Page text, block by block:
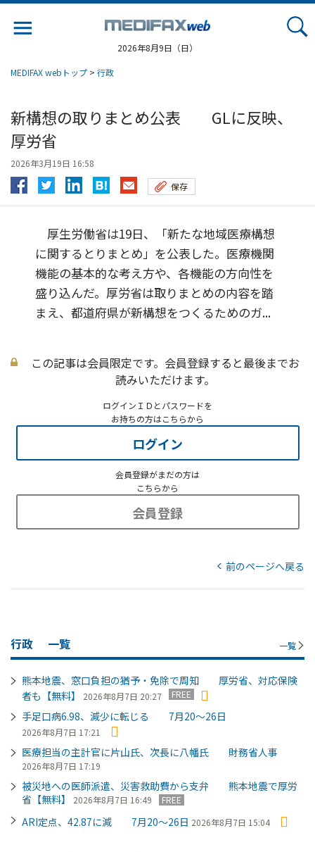
2026年8月9日（日）
MEDIFAX webトップ > 行政
新構想の取りまとめ公表 GLに反映、
厚労省
2026年3月19日 16:58
保存
厚生労働省は19日、「新たな地域医療構想
に関するとりまとめ」を公表した。医療機関
機能の基本的な考え方や、各機能の方向性を
盛り込んだ。厚労省は取りまとめの内容を踏
まえ、都道府県が新構想をつくるためのガ...
この記事は会員限定です。会員登録すると最後までお
読みいただけます。
ログインＩＤとパスワードを
お持ちの方はこちらから
ログイン
会員登録がまだの方は
こちらから
会員登録
前のページへ戻る
行政 一覧 一覧
熊本地震、窓口負担の猶予・免除で周知 厚労省、対応保険
者も【無料】
2026年8月7日 20:27 FREE
手足口病6.98、減少に転じる 7月20～26日
2026年8月7日 17:21
医療担当の主計官に片山氏、次長に八幡氏 財務省人事
2026年8月7日 17:19
被災地への医師派遣、災害救助費から支弁 熊本地震で厚労
省【無料】
2026年8月7日 16:49 FREE
ARI定点、42.87に減 7月20～26日 2026年8月7日 15:04